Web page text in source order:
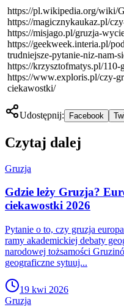
https://pl.wikipedia.org/wiki/
https://magicznykaukaz.pl/
https://misjago.pl/gruzja-
https://geekweek.interia.pl/
trudniejsze-pytanie-niz-nam-
https://krzysztofmatys.pl/110-
https://www.exploris.pl/czy-
ciekawostki/
Udostępnij: Facebook
Czytaj dalej
Gruzja
Gdzie leży Gruzja?
ciekawostki 2026
Pytanie o to, czy gruzja
ramy akademickiej debaty
narodowej tożsamości
geograficzne sytuuj...
19 kwi 2026
Gruzja